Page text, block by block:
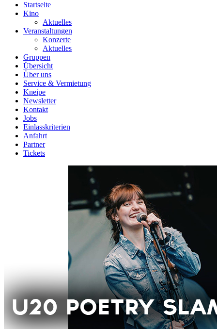
Startseite
Kino
Aktuelles
Veranstaltungen
Konzerte
Aktuelles
Gruppen
Übersicht
Über uns
Service & Vermietung
Kneipe
Newsletter
Kontakt
Jobs
Einlasskriterien
Anfahrt
Partner
Tickets